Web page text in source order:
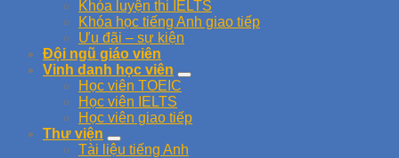
Khóa luyện thi IELTS
Khóa học tiếng Anh giao tiếp
Ưu đãi – sự kiện
Đội ngũ giáo viên
Vinh danh học viên
Học viên TOEIC
Học viên IELTS
Học viên giao tiếp
Thư viện
Tài liệu tiếng Anh